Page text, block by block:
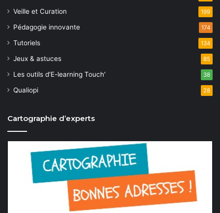
Veille et Curation 199
Pédagogie innovante 174
Tutoriels 134
Jeux & astuces 85
Les outils d'E-learning Touch' 38
Qualiopi 28
Cartographie d’experts